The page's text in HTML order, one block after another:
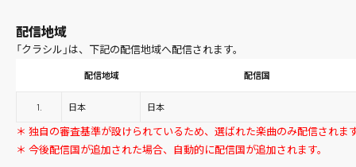
配信地域
「クラシル」は、下記の配信地域へ配信されます。
配信地域 配信国
1. 日本 日本
＊ 独自の審査基準が設けられているため、選ばれた楽曲のみ配信されま
＊ 今後配信国が追加された場合、自動的に配信国が追加されます。